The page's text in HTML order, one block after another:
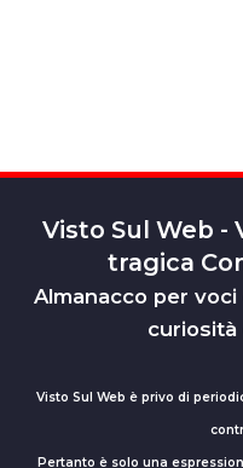
Visto Sul Web -
tragica
Almanacco per
Visto Sul Web è privo di
Pertanto è solo una